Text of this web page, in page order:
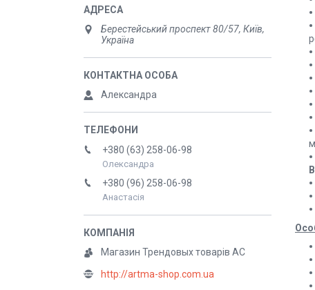
Берестейський проспект 80/57, Київ,
Україна
Александра
+380 (63) 258-06-98
Олександра
+380 (96) 258-06-98
Анастасія
Магазин Трендовых товарів АС
http://artma-shop.com.ua